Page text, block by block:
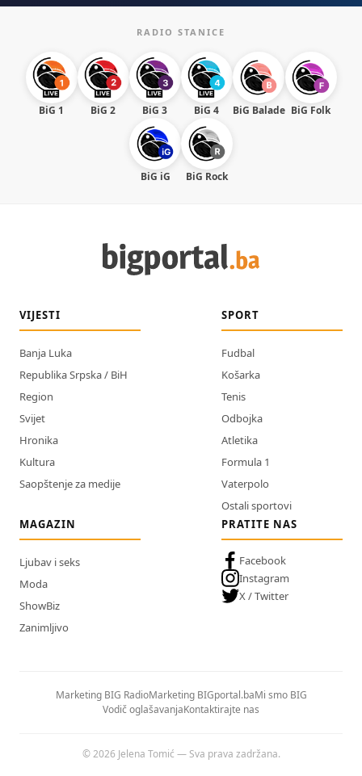
RADIO STANICE
BiG 1 BiG 2 BiG 3 BiG 4 BiG Balade BiG Folk
BiG iG BiG Rock
VIJESTI
Banja Luka
Republika Srpska / BiH
Region
Svijet
Hronika
Kultura
Saopštenje za medije
SPORT
Fudbal
Košarka
Tenis
Odbojka
Atletika
Formula 1
Vaterpolo
Ostali sportovi
MAGAZIN
Ljubav i seks
Moda
ShowBiz
Zanimljivo
PRATITE NAS
Facebook
Instagram
X / Twitter
Marketing BIG RadioMarketing BIGportal.baMi smo BIG
Vodič oglašavanjaKontaktirajte nas
© 2026 Jelena Tomić — Sva prava zadržana.